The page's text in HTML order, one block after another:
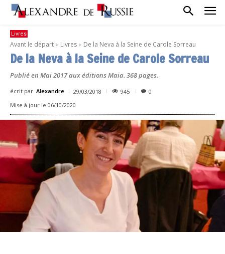
Livres
Avant le départ Livres De la Neva à la Seine de Carole Sorreau
De la Neva à la Seine de Carole Sorreau
Publié en Mai 2017 aux éditions Maïa. 368 pages.
écrit par Alexandre 29/03/2018 945
0
Mise à jour le 06/10/2020